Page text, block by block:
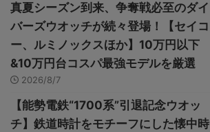
真夏シーズン到来、争奪戦必至のダイ
バーズウオッチが続々登場！【セイコ
ー、ルミノックスほか】10万円以下
&10万円台コスパ最強モデルを厳選
2026/8/7
【能勢電鉄“1700系”引退記念ウオッ
チ】鉄道時計をモチーフにした懐中時